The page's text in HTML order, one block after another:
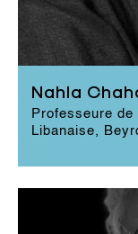
Nahla
Professeure
Libanaise,